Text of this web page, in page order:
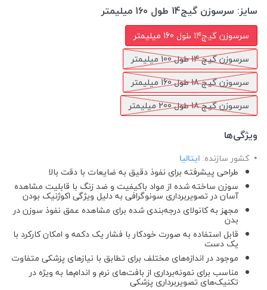
سایز: سرسوزن گیج14 طول 160 میلیمتر
سرسوزن گیج14 طول 160 میلیمتر
سرسوزن گیج 14 طول 100 میلیمتر
سرسوزن گیج 18 طول 160 میلیمتر
سرسوزن گیج 18 طول 200 میلیمتر
ویژگی‌ها
کشور سازنده: ایتالیا
طراحی پیشرفته برای نفوذ دقیق به ضایعات با دقت بالا
سوزن ساخته شده از مواد باکیفیت و ضد زنگ با قابلیت مشاهده
آسان در تصویربرداری سونوگرافی به دلیل ویژگی اکوژنیک بودن
مجهز به کانولای درجه‌بندی شده برای مشاهده عمق نفوذ سوزن در
بدن
قابل استفاده به صورت خودکار با فشار یک دکمه و امکان کارکرد با
یک دست
موجود در اندازه‌های مختلف برای تطابق با نیازهای پزشکی متفاوت
مناسب برای نمونه‌برداری از بافت‌های نرم و اندام‌ها به ویژه در
تکنیک‌های تصویربرداری پزشکی